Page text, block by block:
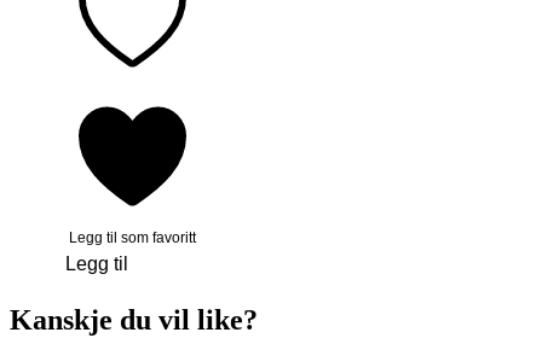
Legg til som favoritt
Legg til
Kanskje du vil like?